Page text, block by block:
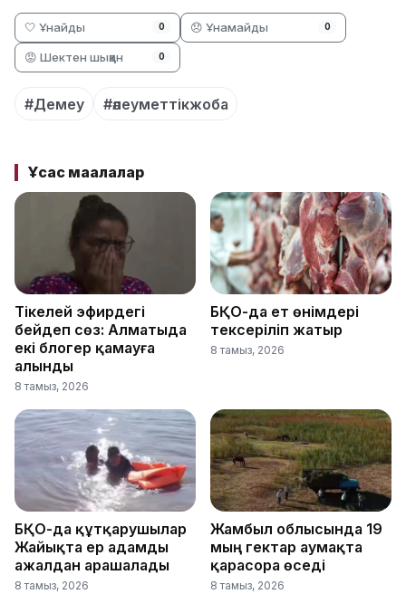
🤍 Ұнайды 0 😞 Ұнамайды 0
😡 Шектен шыққан 0
#Демеу #әлеуметтікжоба
Ұқсас мақалалар
Тікелей эфирдегі
бейәдеп сөз: Алматыда
екі блогер қамауға
алынды
8 тамыз, 2026
БҚО-да ет өнімдері
тексеріліп жатыр
8 тамыз, 2026
БҚО-да құтқарушылар
Жайықта ер адамды
ажалдан арашалады
8 тамыз, 2026
Жамбыл облысында 19
мың гектар аумақта
қарасора өседі
8 тамыз, 2026